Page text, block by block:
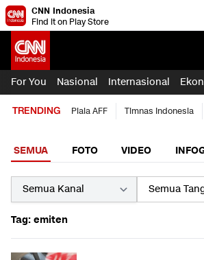
CNN Indonesia
Find it on Play Store
For You Nasional Internasional
TRENDING Piala AFF Timnas Indonesia
SEMUA FOTO VIDEO
Tag: emiten